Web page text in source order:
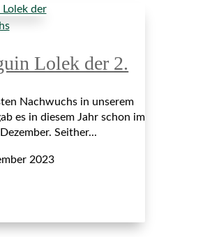
Lolek der 2.
Nachwuchs in unserem
es in diesem Jahr schon im
Dezember. Seither...
2023